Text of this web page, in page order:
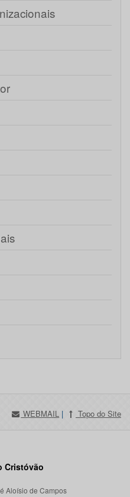
WEBMAIL | Topo do Site
Cristóvão
Aloísio de Campos